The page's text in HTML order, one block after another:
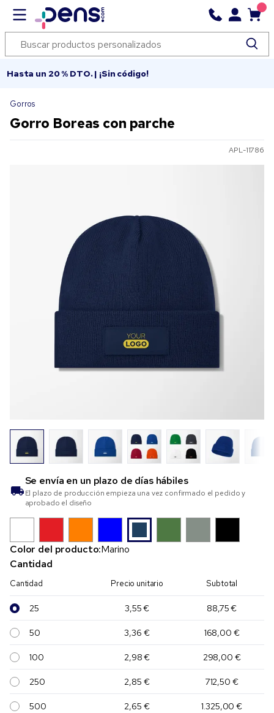
Hasta un 20 % DTO. | ¡Sin código!
Gorros
Gorro Boreas con parche
APL-11786
Se envía en un plazo de días hábiles
El plazo de producción empieza una vez confirmado el pedido y
aprobado el diseño
Color del producto:Marino
Cantidad
Cantidad Precio unitario Subtotal
25 3,55 € 88,75 €
50 3,36 € 168,00 €
100 2,98 € 298,00 €
250 2,85 € 712,50 €
500 2,65 € 1.325,00 €